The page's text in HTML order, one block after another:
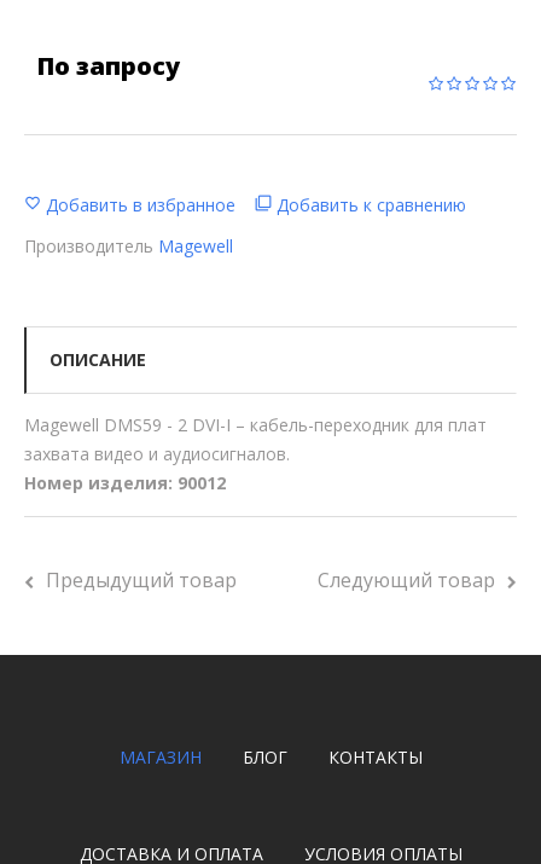
По запросу
Добавить в избранное
Добавить к сравнению
Производитель Magewell
ОПИСАНИЕ
Magewell DMS59 - 2 DVI-I – кабель-переходник для плат
захвата видео и аудиосигналов.
Номер изделия: 90012
Предыдущий товар Следующий товар
МАГАЗИН БЛОГ КОНТАКТЫ
ДОСТАВКА И ОПЛАТА УСЛОВИЯ ОПЛАТЫ